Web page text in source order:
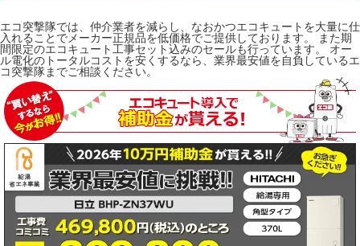
エコ突撃隊では、仲介業者を減らし、なおかつエコキュートを大量に仕
入れることでメーカー正規品を低価格でご提供しております。 また期
間限定のエコキュート工事セット込みのセールも行っています。 オー
ル電化のトータルコストを安くするなら、業界最安値を自負しているエ
コ突撃隊までご相談ください。